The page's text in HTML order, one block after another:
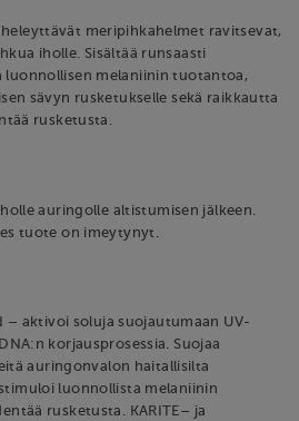
meripihkahelmet ravitsevat,
iholle. Sisältää runsaasti
luonnollisen melaniinin tuotantoa,
sävyn rusketukselle sekä raikkautta
rusketusta.
auringolle altistumisen jälkeen.
tuote on imeytynyt.
– aktivoi soluja suojautumaan UV-
korjausprosessia. Suojaa
auringonvalon haitallisilta
luonnollista melaniinin
rusketusta. KARITE– ja